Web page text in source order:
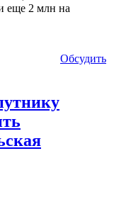
еще 2 млн на
Обсудить